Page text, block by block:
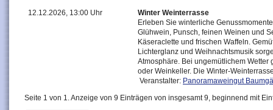
12.12.2026, 13:00 Uhr
Winter Weinterrasse
Erleben Sie winterliche
Glühwein, Punsch, feinen Weinen und
Käseraclette und frischen Waffeln.
Lichterglanz und Weihnachtsmusik
Atmosphäre. Bei ungemütlichem
oder Weinkeller. Die Winter-
Veranstalter: Panoramaweingut
Seite 1 von 1. Anzeige von 9 Einträgen von insgesamt 9, beginnend mit